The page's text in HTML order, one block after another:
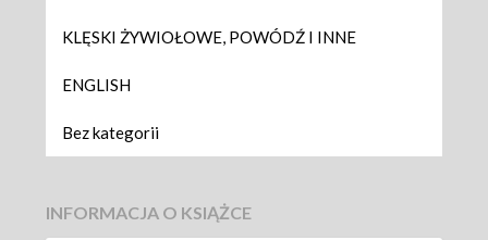
KLĘSKI ŻYWIOŁOWE, POWÓDŹ I INNE
ENGLISH
Bez kategorii
INFORMACJA O KSIĄŻCE